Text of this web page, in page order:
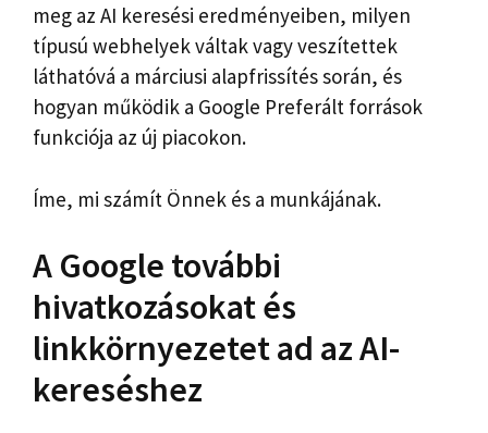
meg az AI keresési eredményeiben, milyen
típusú webhelyek váltak vagy veszítettek
láthatóvá a márciusi alapfrissítés során, és
hogyan működik a Google Preferált források
funkciója az új piacokon.
Íme, mi számít Önnek és a munkájának.
A Google további
hivatkozásokat és
linkkörnyezetet ad az AI-
kereséshez